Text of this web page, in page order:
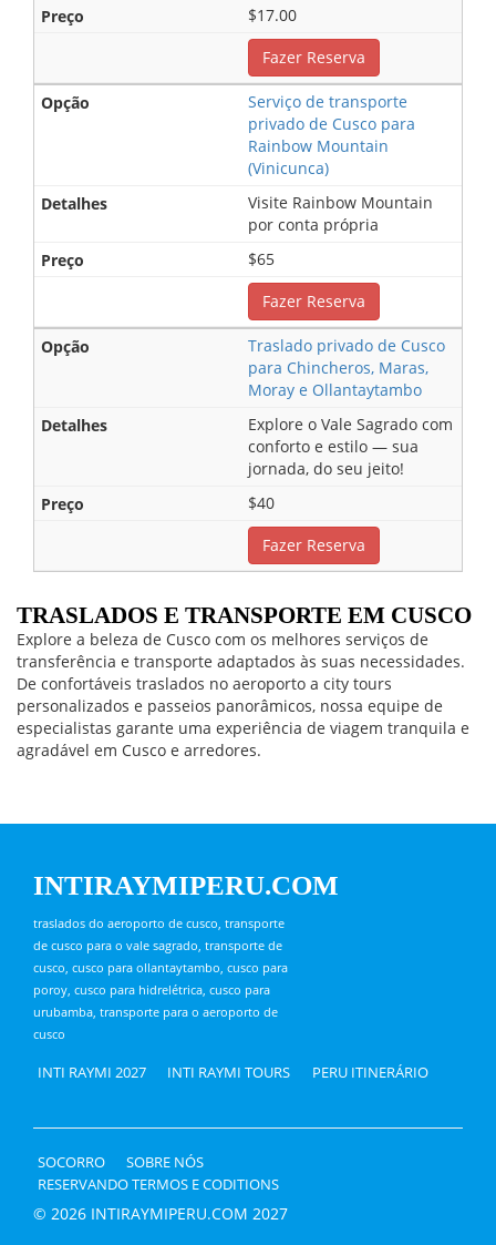
$17.00
Fazer Reserva
Serviço de transporte
privado de Cusco para
Rainbow Mountain
(Vinicunca)
Visite Rainbow Mountain
por conta própria
$65
Fazer Reserva
Traslado privado de Cusco
para Chincheros, Maras,
Moray e Ollantaytambo
Explore o Vale Sagrado com
conforto e estilo — sua
jornada, do seu jeito!
$40
Fazer Reserva
TRASLADOS E TRANSPORTE EM CUSCO
Explore a beleza de Cusco com os melhores serviços de
transferência e transporte adaptados às suas necessidades.
De confortáveis traslados no aeroporto a city tours
personalizados e passeios panorâmicos, nossa equipe de
especialistas garante uma experiência de viagem tranquila e
agradável em Cusco e arredores.
INTIRAYMIPERU.COM
traslados do aeroporto de cusco, transporte
de cusco para o vale sagrado, transporte de
cusco, cusco para ollantaytambo, cusco para
poroy, cusco para hidrelétrica, cusco para
urubamba, transporte para o aeroporto de
cusco
INTI RAYMI 2027 INTI RAYMI TOURS PERU ITINERÁRIO
SOCORRO
SOBRE NÓS
RESERVANDO TERMOS E CODITIONS
© 2026 INTIRAYMIPERU.COM 2027